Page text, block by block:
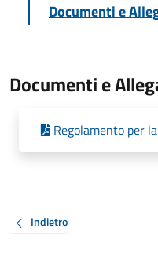
Documenti e
Documenti e
Regolamento per
Indietro